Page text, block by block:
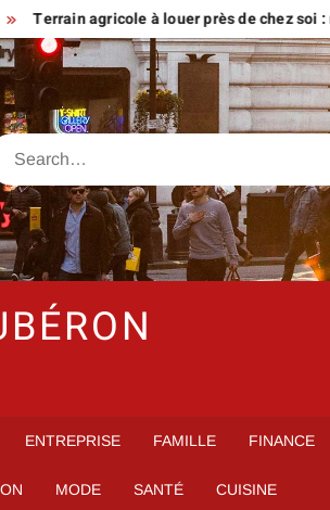
agricole à louer près de chez soi :
Search
ENTREPRISE FAMILLE FINANCE
MODE SANTÉ CUISINE